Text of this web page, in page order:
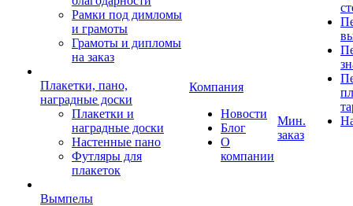
Рамки под димломы
и грамоты
Грамоты и дипломы
на заказ
Плакетки, пано,
наградные доски
Плакетки и
наградные доски
Настенные пано
Футляры для
плакеток
Вымпелы
Компания
Новости
Блог
О
компании
Мин.
заказ